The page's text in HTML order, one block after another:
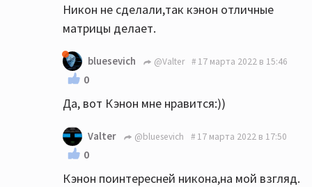
Никон не сделали,так кэнон отличные
матрицы делает.
bluesevich @Valter 17 марта 2022 в 15:46
0
Да, вот Кэнон мне нравится:))
Valter @bluesevich 17 марта 2022 в 17:50
0
Кэнон поинтересней никона,на мой взгляд.